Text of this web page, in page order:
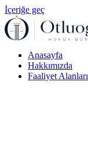
İçeriğe geç
Anasayfa
Hakkımızda
Faaliyet Alanları